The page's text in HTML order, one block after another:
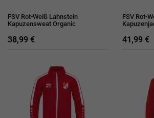
FSV Rot-Weiß Lahnstein
Kapuzensweat Organic
38,99 €
FSV Rot-
41,99 €